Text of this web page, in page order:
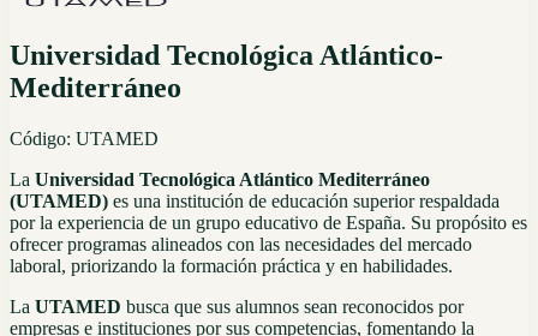
Universidad Tecnológica Atlántico-
Mediterráneo
Código: UTAMED
La Universidad Tecnológica Atlántico Mediterráneo
(UTAMED) es una institución de educación superior respaldada
por la experiencia de un grupo educativo de España. Su propósito es
ofrecer programas alineados con las necesidades del mercado
laboral, priorizando la formación práctica y en habilidades.
La UTAMED busca que sus alumnos sean reconocidos por
empresas e instituciones por sus competencias, fomentando la